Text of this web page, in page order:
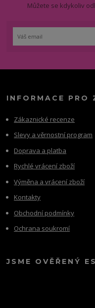
Můžete se kdykoliv
INFORMACE PRO
Zákaznické recenze
Slevy a věrnostní program
Doprava a platba
Rychlé vrácení zboží
Výměna a vrácení zboží
Kontakty
Obchodní podmínky
Ochrana soukromí
JSME OVĚŘENÝ